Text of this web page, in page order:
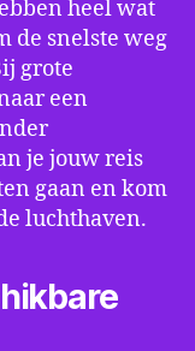
heel wat
de snelste weg
grote
een
je jouw reis
gaan en kom
luchthaven.